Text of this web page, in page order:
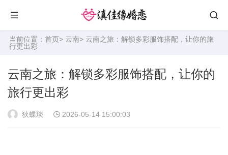
当前位置： 首页> 云南> 云南之旅：解锁多彩服饰搭配，让你的旅
行更出彩
云南之旅：解锁多彩服饰搭配，让你的
旅行更出彩
狄蝶琰 2026-05-14 15:00:03